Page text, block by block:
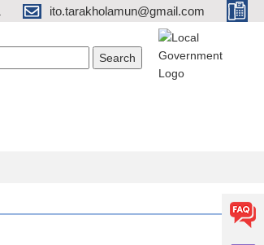
ito.tarakholamun@gmail.com